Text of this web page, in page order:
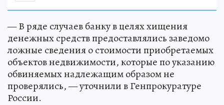
— В ряде случаев банку в целях хищения
денежных средств предоставлялись заведомо
ложные сведения о стоимости приобретаемых
объектов недвижимости, которые по указанию
обвиняемых надлежащим образом не
проверялись, — уточнили в Генпрокуратуре
России.